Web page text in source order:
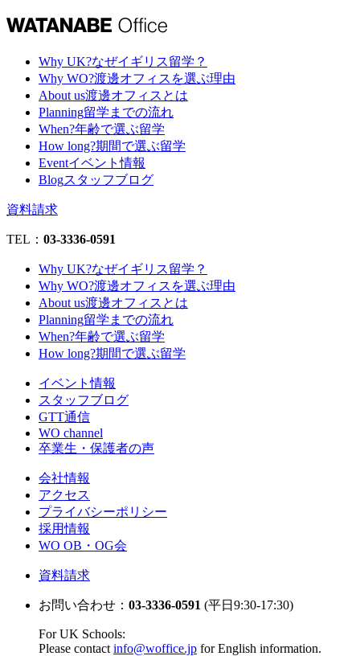
Why UK?なぜイギリス留学？
Why WO?渡邊オフィスを選ぶ理由
About us渡邊オフィスとは
Planning留学までの流れ
When?年齢で選ぶ留学
How long?期間で選ぶ留学
Eventイベント情報
Blogスタッフブログ
資料請求
TEL： 03-3336-0591
Why UK?なぜイギリス留学？
Why WO?渡邊オフィスを選ぶ理由
About us渡邊オフィスとは
Planning留学までの流れ
When?年齢で選ぶ留学
How long?期間で選ぶ留学
イベント情報
スタッフブログ
GTT通信
WO channel
卒業生・保護者の声
会社情報
アクセス
プライバシーポリシー
採用情報
WO OB・OG会
資料請求
お問い合わせ： 03-3336-0591 (平日9:30-17:30)
For UK Schools:
Please contact info@woffice.jp for English information.